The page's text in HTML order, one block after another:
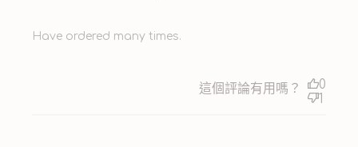
Have ordered many times.
這個評論有用嗎？
0
1